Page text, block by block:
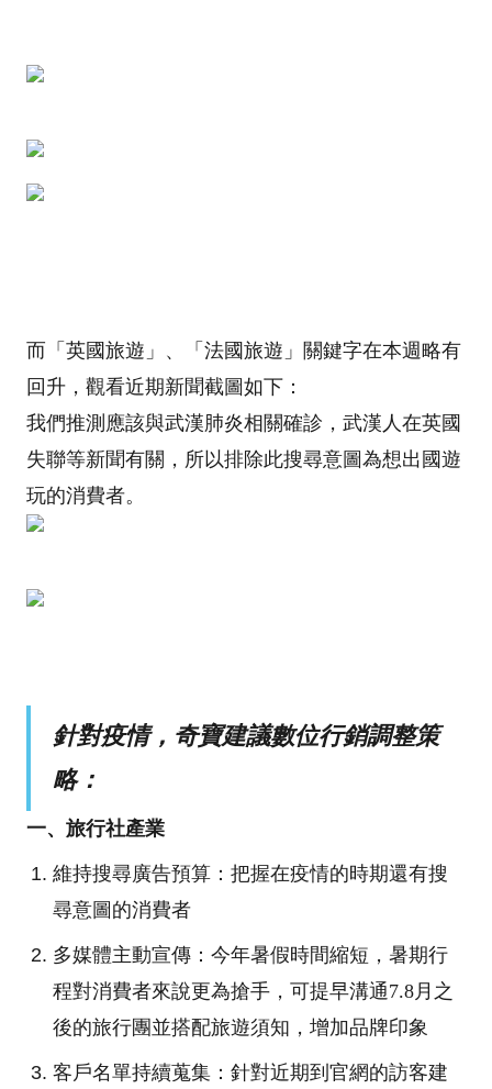
而「英國旅遊」、「法國旅遊」關鍵字在本週略有
回升，觀看近期新聞截圖如下：
我們推測應該與武漢肺炎相關確診，武漢人在英國
失聯等新聞有關，所以排除此搜尋意圖為想出國遊
玩的消費者。
針對疫情，奇寶建議數位行銷調整策
略：
一、旅行社產業
維持搜尋廣告預算：把握在疫情的時期還有搜
尋意圖的消費者
多媒體主動宣傳：今年暑假時間縮短，暑期行
程對消費者來說更為搶手，可提早溝通7.8月之
後的旅行團並搭配旅遊須知，增加品牌印象
客戶名單持續蒐集：針對近期到官網的訪客建